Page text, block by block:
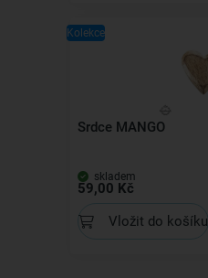
Kolekce
Srdce MANGO
skladem
59,00 Kč
Vložit do košíku